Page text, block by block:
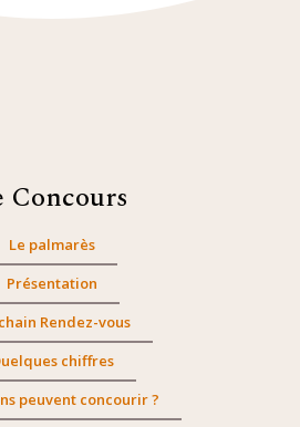
Concours
Le palmarès
Présentation
Rendez-vous
chiffres
peuvent concourir ?